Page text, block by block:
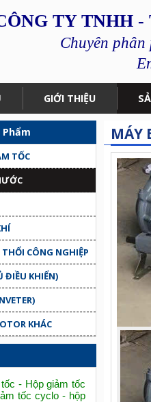
TY TNHH
Chuyên
GIỚI THIỆU
Phẩm
TỐC
CÔNG NGHIỆP
ĐIỀU KHIỂN)
KHÁC
- Hộp giảm tốc
tốc cyclo - hộp
MÁY